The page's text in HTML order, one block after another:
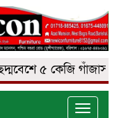
৫ কেজি গাঁজাসহ
Toggle